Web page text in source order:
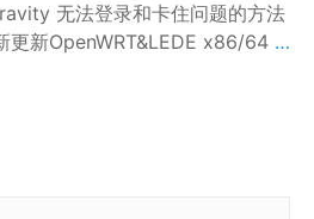
无法登录和卡住问题的方法
x86/64 软路由精品稳定版固件下载含插件